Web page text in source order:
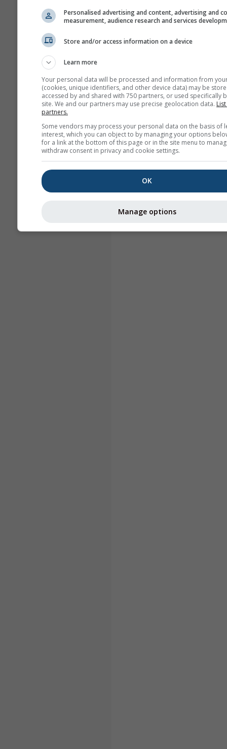
Personalised advertising and content, advertising and
measurement, audience research and services
Store and/or access information on a device
Learn more
Your personal data will be processed and information from
(cookies, unique identifiers, and other device data) may be
accessed by and shared with 750 partners, or used specifically
site. We and our partners may use precise geolocation data.
partners.
Some vendors may process your personal data on the basis of
interest, which you can object to by managing your options
for a link at the bottom of this page or in the site menu to
withdraw consent in privacy and cookie settings.
OK
Manage options